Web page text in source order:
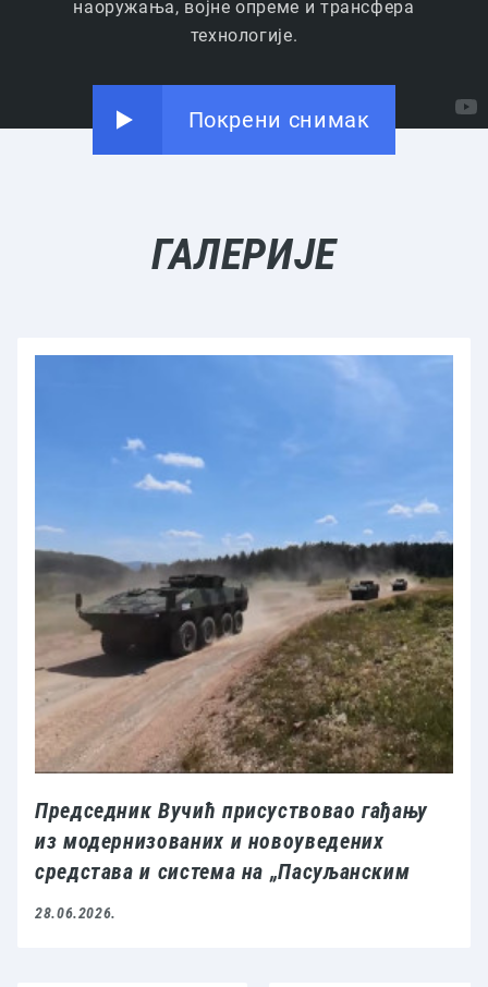
наоружања, војне опреме и трансфера
технологије.
Покрени снимак
ГАЛЕРИЈЕ
Председник Вучић присуствовао гађању
из модернизованих и новоуведених
средстава и система на „Пасуљанским
ливадама“
28.06.2026.